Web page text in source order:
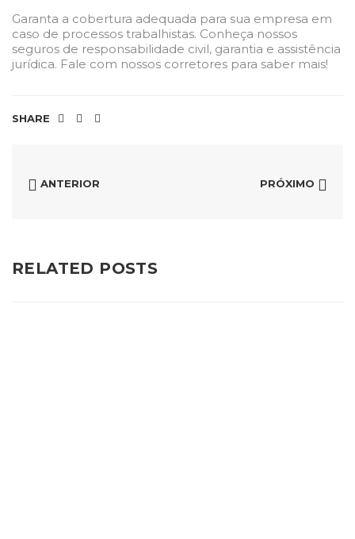
Garanta a cobertura adequada para sua empresa em
caso de processos trabalhistas. Conheça nossos
seguros de responsabilidade civil, garantia e assistência
jurídica. Fale com nossos corretores para saber mais!
SHARE
ANTERIOR PRÓXIMO
RELATED POSTS